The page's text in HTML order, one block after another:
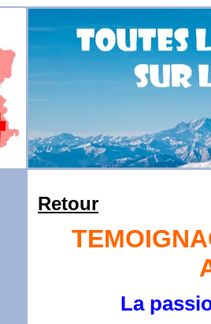
Retour
La passion